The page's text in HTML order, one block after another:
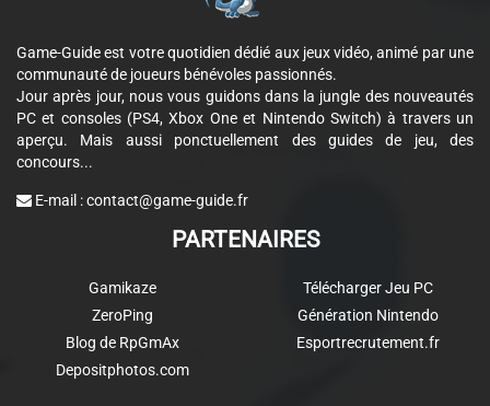
Game-Guide est votre quotidien dédié aux jeux vidéo, animé par une
communauté de joueurs bénévoles passionnés.
Jour après jour, nous vous guidons dans la jungle des nouveautés
PC et consoles (PS4, Xbox One et Nintendo Switch) à travers un
aperçu. Mais aussi ponctuellement des guides de jeu, des
concours...
E-mail :contact@game-guide.fr
PARTENAIRES
Gamikaze
ZeroPing
Blog de RpGmAx
Depositphotos.com
Télécharger Jeu PC
Génération Nintendo
Esportrecrutement.fr